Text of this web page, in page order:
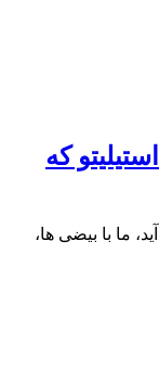
که
ما با بیضی ها،